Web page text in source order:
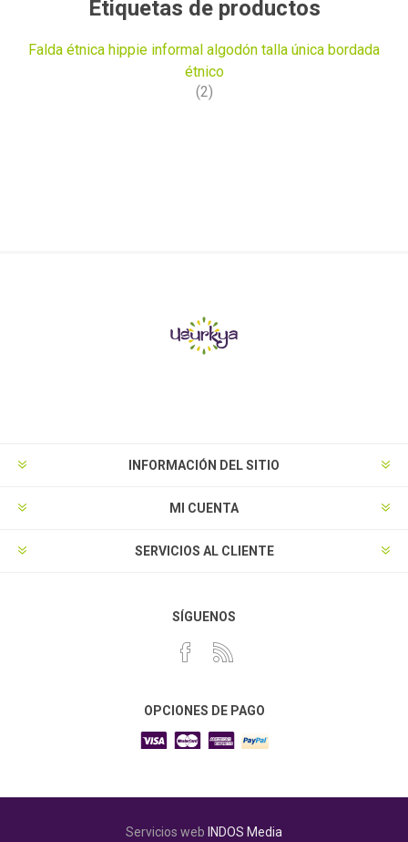
Etiquetas de productos
Falda étnica hippie informal algodón talla única bordada
étnico
(2)
INFORMACIÓN DEL SITIO
MI CUENTA
SERVICIOS AL CLIENTE
SÍGUENOS
OPCIONES DE PAGO
Servicios web INDOS Media